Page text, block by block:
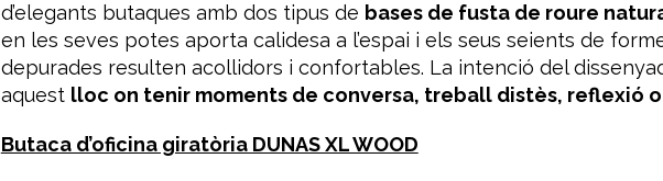
d’elegants butaques amb dos tipus de bases de fusta de roure
en les seves potes aporta calidesa a l’espai i els seus seients de
depurades resulten acollidors i confortables. La intenció del
aquest lloc on tenir moments de conversa, treball distès, reflexió o
Butaca d’oficina giratòria DUNAS XL WOOD